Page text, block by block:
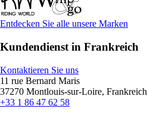
Entdecken Sie alle unsere Marken
Kundendienst in Frankreich
Kontaktieren Sie uns
11 rue Bernard Maris
37270 Montlouis-sur-Loire, Frankreich
+33 1 86 47 62 58